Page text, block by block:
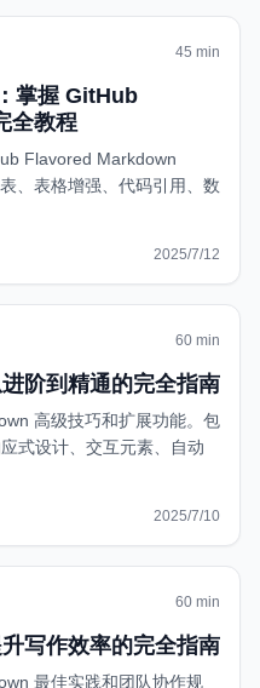
45 min
掌握 GitHub
全教程
Flavored Markdown
、表格增强、代码引用、数
2025/7/12
guides/github-markdown
60 min
阶到精通的完全指南
高级技巧和扩展功能。包
式设计、交互元素、自动
2025/7/10
zh/guides/markdown-
60 min
写作效率的完全指南
最佳实践和团队协作规